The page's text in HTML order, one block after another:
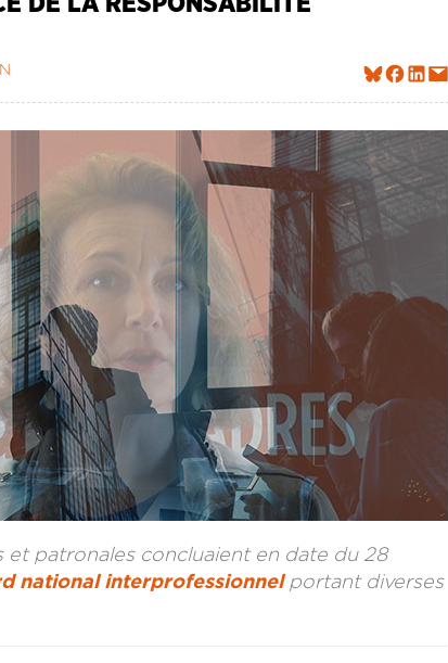
et patronales concluaient en date du 28
national interprofessionnelportant diverses